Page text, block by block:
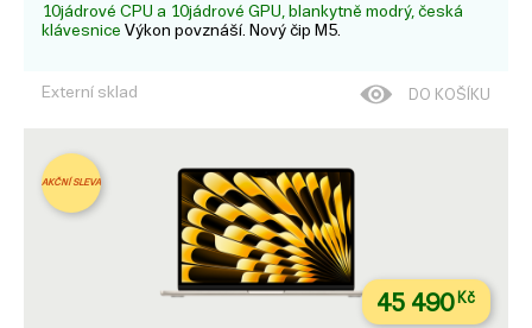
10jádrové CPU a 10jádrové GPU, blankytně modrý, česká
klávesnice Výkon povznáší. Nový čip M5.
Externí sklad DO KOŠÍKU
AKČNÍ SLEVA
45 490Kč